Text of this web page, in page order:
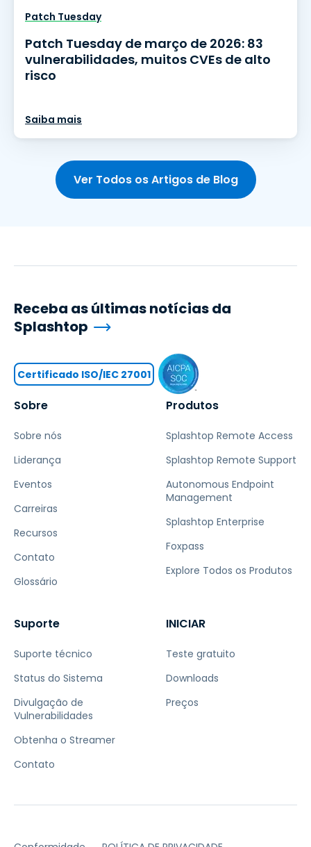
Patch Tuesday
Patch Tuesday de março de 2026: 83
vulnerabilidades, muitos CVEs de alto
risco
Saiba mais
Ver Todos os Artigos de Blog
Sobre
Sobre nós
Liderança
Eventos
Carreiras
Recursos
Contato
Glossário
Produtos
Splashtop Remote Access
Splashtop Remote Support
Autonomous Endpoint
Management
Splashtop Enterprise
Foxpass
Explore Todos os Produtos
Suporte
Suporte técnico
Status do Sistema
Divulgação de
Vulnerabilidades
Obtenha o Streamer
Contato
INICIAR
Teste gratuito
Downloads
Preços
Receba as últimas notícias da
Splashtop
Certificado ISO/IEC 27001